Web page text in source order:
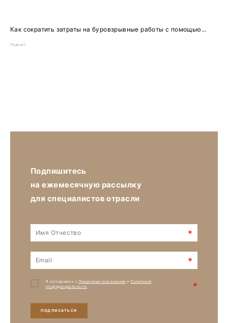
Как сократить затраты на буровзрывные работы с помощью...
Подкаст
Подпишитесь
на ежемесячную рассылку
для специалистов отрасли
*
*
Я соглашаюсь с Правилами пользования иПолитикой
конфиденциальности
*
ПОДПИСАТЬСЯ